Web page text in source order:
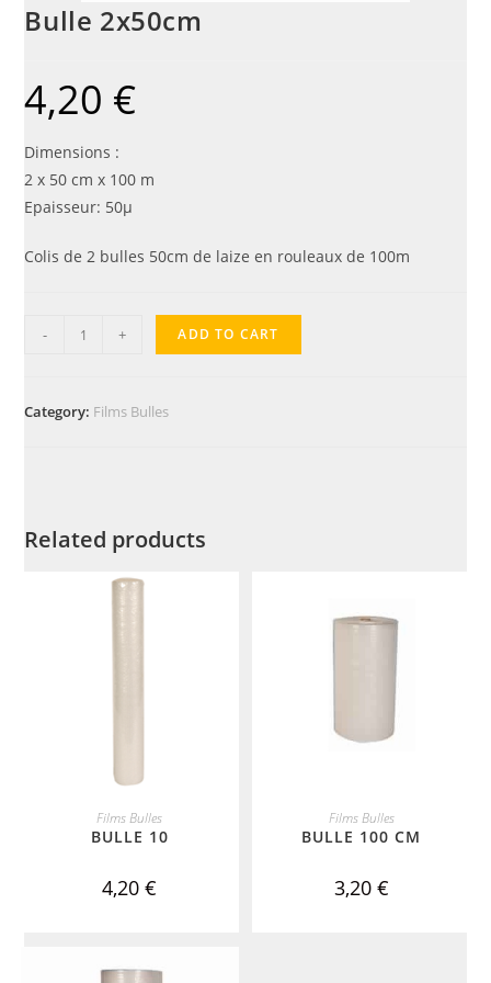
Bulle 2x50cm
4,20 €
Dimensions :
2 x 50 cm x 100 m
Epaisseur: 50µ
Colis de 2 bulles 50cm de laize en rouleaux de 100m
- + ADD TO CART
Category: Films Bulles
Related products
ADD TO CART
Films Bulles
BULLE 10
4,20€
ADD TO CART
Films Bulles
BULLE 100 CM
3,20 €